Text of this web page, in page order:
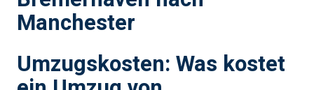
Manchester
Umzugskosten: Was kostet